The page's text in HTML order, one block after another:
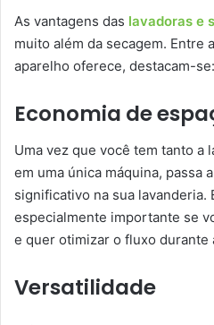
As vantagens das lavadoras e
muito além da secagem. Entre
aparelho oferece, destacam-se:
Economia de
Uma vez que você tem tanto a
em uma única máquina, passa
significativo na sua lavanderia.
especialmente importante se
e quer otimizar o fluxo durante
Versatilidade